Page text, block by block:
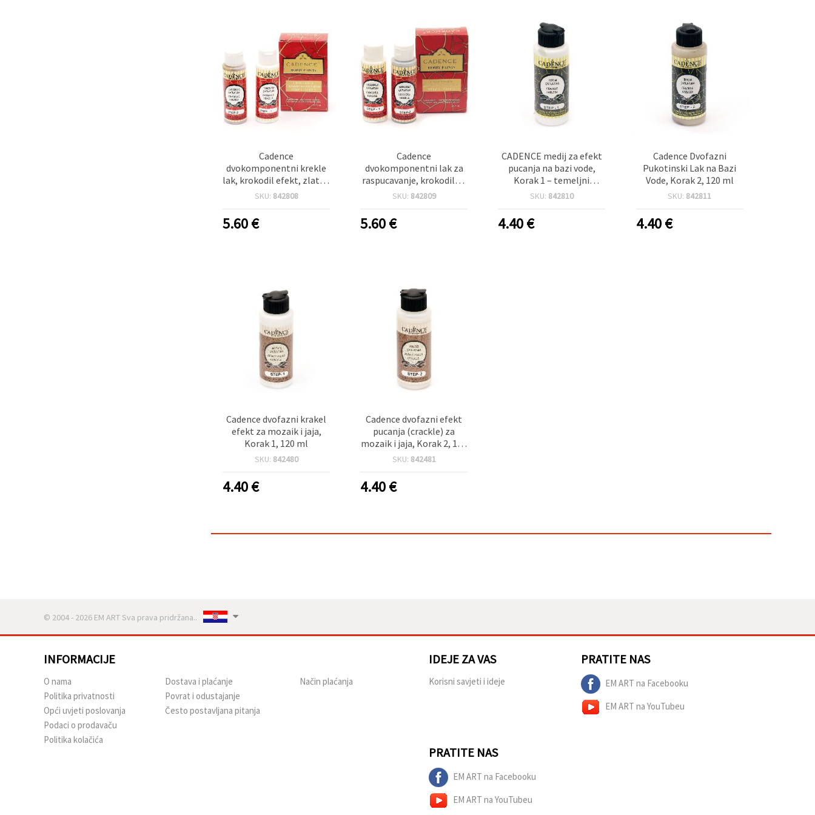
Cadence
dvokomponentni krekle
lak, krokodil efekt, zlatna
boja, 70 ml + 70 ml
SKU: 842808
5.60€
Cadence
dvokomponentni lak za
raspucavanje, krokodilski
efekt, srebrna boja, 2 x 70
SKU: 842809
5.60€
CADENCE medij za efekt
pucanja na bazi vode,
Korak 1 – temeljni
premaz za mozaik i
efekt, 120 ml
SKU: 842810
4.40€
Cadence Dvofazni
Pukotinski Lak na Bazi
Vode, Korak 2, 120 ml
SKU: 842811
4.40€
Cadence dvofazni krakel
efekt za mozaik i jaja,
Korak 1, 120 ml
SKU: 842480
4.40€
Cadence dvofazni efekt
pucanja (crackle) za
mozaik i jaja, Korak 2, 120
ml
SKU: 842481
4.40€
© 2004 - 2026 EM ART Sva prava pridržana..
INFORMACIJE
O nama
Politika privatnosti
Opći uvjeti poslovanja
Podaci o prodavaču
Politika kolačića
Dostava i plaćanje
Povrat i odustajanje
Često postavljana pitanja
Način plaćanja
IDEJE ZA VAS
Korisni savjeti i ideje
PRATITE NAS
EM ART na Facebooku
EM ART na YouTubeu
PRATITE NAS
EM ART na Facebooku
EM ART na YouTubeu